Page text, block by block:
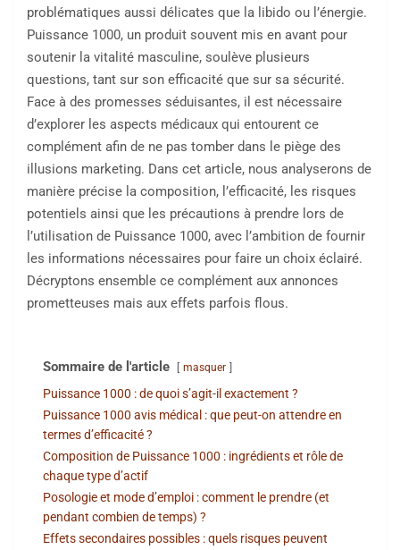
problématiques aussi délicates que la libido ou l’énergie.
Puissance 1000, un produit souvent mis en avant pour
soutenir la vitalité masculine, soulève plusieurs
questions, tant sur son efficacité que sur sa sécurité.
Face à des promesses séduisantes, il est nécessaire
d’explorer les aspects médicaux qui entourent ce
complément afin de ne pas tomber dans le piège des
illusions marketing. Dans cet article, nous analyserons de
manière précise la composition, l’efficacité, les risques
potentiels ainsi que les précautions à prendre lors de
l’utilisation de Puissance 1000, avec l’ambition de fournir
les informations nécessaires pour faire un choix éclairé.
Décryptons ensemble ce complément aux annonces
prometteuses mais aux effets parfois flous.
Sommaire de l'article masquer
Puissance 1000 : de quoi s’agit-il exactement ?
Puissance 1000 avis médical : que peut-on attendre en
termes d’efficacité ?
Composition de Puissance 1000 : ingrédients et rôle de
chaque type d’actif
Posologie et mode d’emploi : comment le prendre (et
pendant combien de temps) ?
Effets secondaires possibles : quels risques peuvent